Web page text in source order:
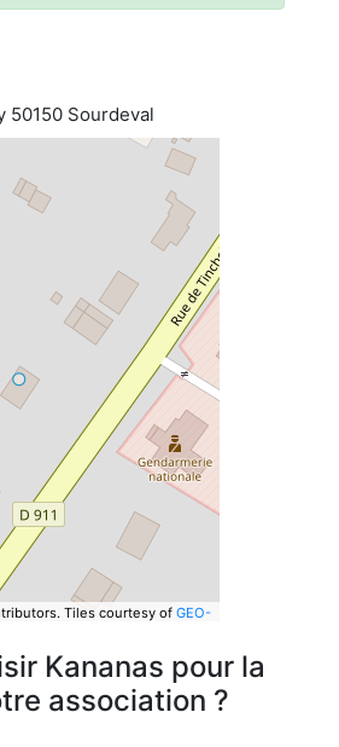
50150 Sourdeval
Tiles courtesy of GEO-
Kananas pour la
association ?